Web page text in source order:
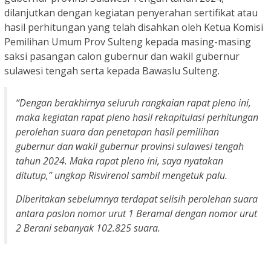
dilanjutkan dengan kegiatan penyerahan sertifikat atau
hasil perhitungan yang telah disahkan oleh Ketua Komisi
Pemilihan Umum Prov Sulteng kepada masing-masing
saksi pasangan calon gubernur dan wakil gubernur
sulawesi tengah serta kepada Bawaslu Sulteng.
“Dengan berakhirnya seluruh rangkaian rapat pleno ini,
maka kegiatan rapat pleno hasil rekapitulasi perhitungan
perolehan suara dan penetapan hasil pemilihan
gubernur dan wakil gubernur provinsi sulawesi tengah
tahun 2024. Maka rapat pleno ini, saya nyatakan
ditutup,” ungkap Risvirenol sambil mengetuk palu.
Diberitakan sebelumnya terdapat selisih perolehan suara
antara paslon nomor urut 1 Beramal dengan nomor urut
2 Berani sebanyak 102.825 suara.